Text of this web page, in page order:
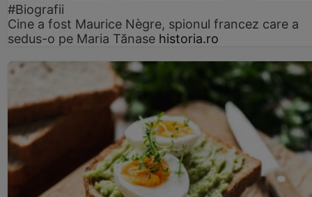
#Biografii
Cine a fost Maurice Nègre, spionul francez care a
sedus-o pe Maria Tănase historia.ro